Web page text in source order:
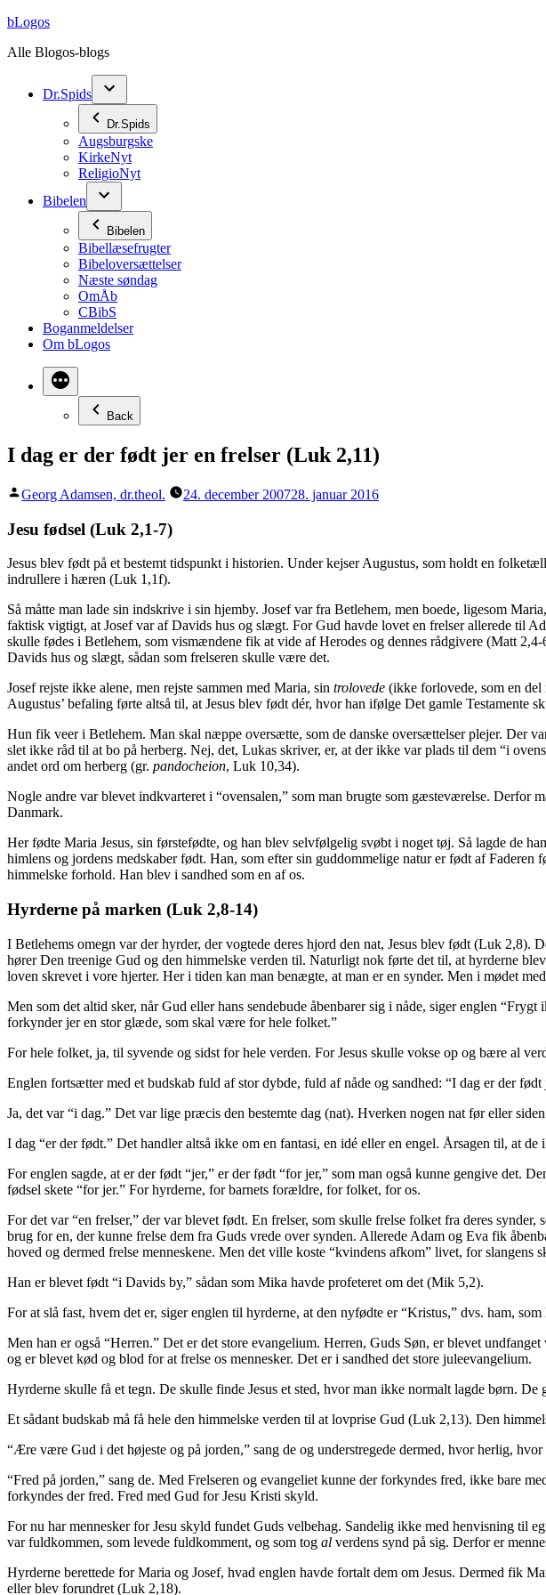
Videre
indhold
bLogos
Alle Blogos-blogs
Dr.Spids
Dr.Spids
Augsburgske
KirkeNyt
ReligioNyt
Bibelen
Bibelen
Bibellæsefrugter
Bibeloversættelser
Næste søndag
OmÅb
CBibS
Boganmeldelser
Om bLogos
Back
I dag er der født jer en frelser (Luk 2,11)
Posted
Georg Adamsen, dr.theol. 24. december 200728. januar 2016
Jesu fødsel (Luk 2,1-7)
Jesus blev født på et bestemt tidspunkt i historien. Under kejser Augustus, som holdt en
indrullere i hæren (Luk 1,1f).
Så måtte man lade sin indskrive i sin hjemby. Josef var fra Betlehem, men boede, ligesom
faktisk vigtigt, at Josef var af Davids hus og slægt. For Gud havde lovet en frelser allerede til
skulle fødes i Betlehem, som vismændene fik at vide af Herodes og dennes rådgivere (Matt
Davids hus og slægt, sådan som frelseren skulle være det.
Josef rejste ikke alene, men rejste sammen med Maria, sin trolovede (ikke forlovede, som en
Augustus’ befaling førte altså til, at Jesus blev født dér, hvor han ifølge Det gamle Testamente
Hun fik veer i Betlehem. Man skal næppe oversætte, som de danske oversættelser plejer. Der
slet ikke råd til at bo på herberg. Nej, det, Lukas skriver, er, at der ikke var plads til dem “i
andet ord om herberg (gr. pandocheion, Luk 10,34).
Nogle andre var blevet indkvarteret i “ovensalen,” som man brugte som gæsteværelse. Derfor
Danmark.
Her fødte Maria Jesus, sin førstefødte, og han blev selvfølgelig svøbt i noget tøj. Så lagde de
himlens og jordens medskaber født. Han, som efter sin guddommelige natur er født af
himmelske forhold. Han blev i sandhed som en af os.
Hyrderne på marken (Luk 2,8-14)
I Betlehems omegn var der hyrder, der vogtede deres hjord den nat, Jesus blev født (Luk 2,8).
hører Den treenige Gud og den himmelske verden til. Naturligt nok førte det til, at hyrderne
loven skrevet i vore hjerter. Her i tiden kan man benægte, at man er en synder. Men i mødet
Men som det altid sker, når Gud eller hans sendebude åbenbarer sig i nåde, siger englen
forkynder jer en stor glæde, som skal være for hele folket.”
For hele folket, ja, til syvende og sidst for hele verden. For Jesus skulle vokse op og bære al
Englen fortsætter med et budskab fuld af stor dybde, fuld af nåde og sandhed: “I dag er der
Ja, det var “i dag.” Det var lige præcis den bestemte dag (nat). Hverken nogen nat før eller
I dag “er der født.” Det handler altså ikke om en fantasi, en idé eller en engel. Årsagen til, at
For englen sagde, at er der født “jer,” er der født “for jer,” som man også kunne gengive det.
fødsel skete “for jer.” For hyrderne, for barnets forældre, for folket, for os.
For det var “en frelser,” der var blevet født. En frelser, som skulle frelse folket fra deres
brug for en, der kunne frelse dem fra Guds vrede over synden. Allerede Adam og Eva fik
hoved og dermed frelse menneskene. Men det ville koste “kvindens afkom” livet, for slangens
Han er blevet født “i Davids by,” sådan som Mika havde profeteret om det (Mik 5,2).
For at slå fast, hvem det er, siger englen til hyrderne, at den nyfødte er “Kristus,” dvs. ham,
Men han er også “Herren.” Det er det store evangelium. Herren, Guds Søn, er blevet
og er blevet kød og blod for at frelse os mennesker. Det er i sandhed det store juleevangelium.
Hyrderne skulle få et tegn. De skulle finde Jesus et sted, hvor man ikke normalt lagde børn.
Et sådant budskab må få hele den himmelske verden til at lovprise Gud (Luk 2,13). Den
“Ære være Gud i det højeste og på jorden,” sang de og understregede dermed, hvor herlig,
“Fred på jorden,” sang de. Med Frelseren og evangeliet kunne der forkyndes fred, ikke bare
forkyndes der fred. Fred med Gud for Jesu Kristi skyld.
For nu har mennesker for Jesu skyld fundet Guds velbehag. Sandelig ikke med henvisning til
var fuldkommen, som levede fuldkomment, og som tog al verdens synd på sig. Derfor er
Hyrderne berettede for Maria og Josef, hvad englen havde fortalt dem om Jesus. Dermed fik
eller blev forundret (Luk 2,18).